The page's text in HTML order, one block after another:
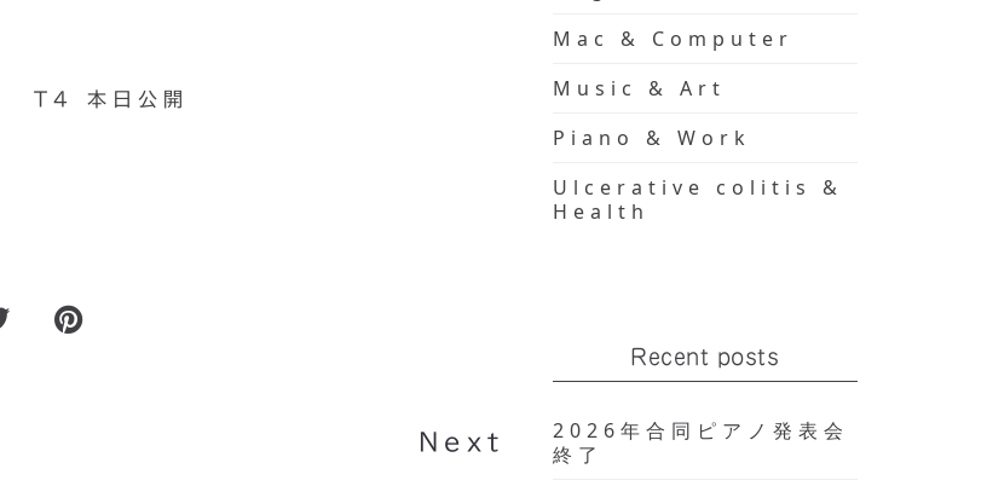
T4 本日公開
Next
Mac & Computer
Music & Art
Piano & Work
Ulcerative colitis &
Health
Recent posts
2026年合同ピアノ発表会
終了